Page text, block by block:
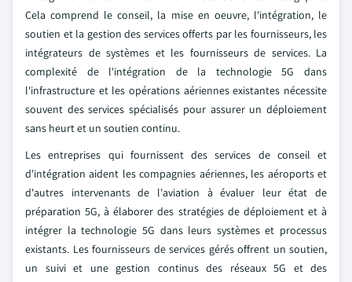
Cela comprend le conseil, la mise en oeuvre, l'intégration, le
soutien et la gestion des services offerts par les fournisseurs, les
intégrateurs de systèmes et les fournisseurs de services. La
complexité de l'intégration de la technologie 5G dans
l'infrastructure et les opérations aériennes existantes nécessite
souvent des services spécialisés pour assurer un déploiement
sans heurt et un soutien continu.
Les entreprises qui fournissent des services de conseil et
d'intégration aident les compagnies aériennes, les aéroports et
d'autres intervenants de l'aviation à évaluer leur état de
préparation 5G, à élaborer des stratégies de déploiement et à
intégrer la technologie 5G dans leurs systèmes et processus
existants. Les fournisseurs de services gérés offrent un soutien,
un suivi et une gestion continus des réseaux 5G et des